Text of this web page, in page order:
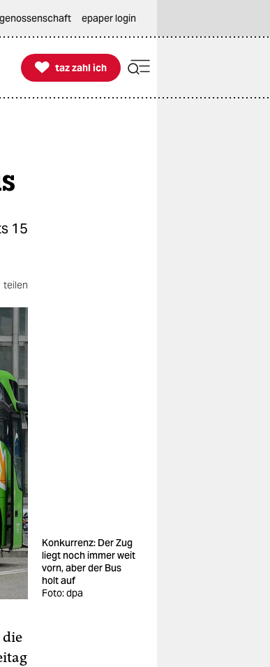
genossenschaft epaper login

taz zahl ich
taz zahl ich
15
teilen
Konkurrenz: Der Zug
liegt noch immer weit
vorn, aber der Bus
holt auf
Foto: dpa
die